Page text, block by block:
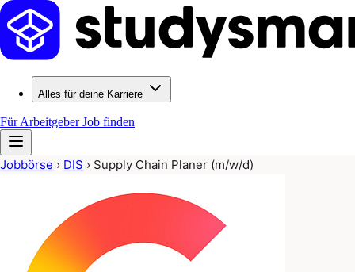
Alles für deine Karriere
Für ArbeitgeberJob finden
Jobbörse › DIS › Supply Chain Planer (m/w/d)